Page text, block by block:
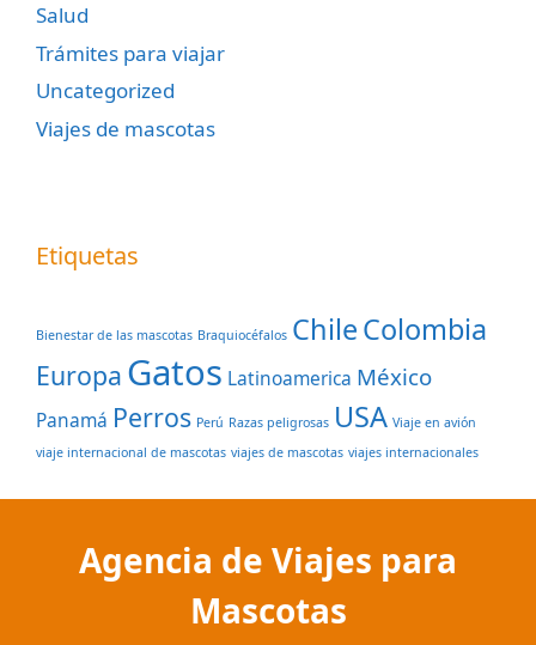
Salud
Trámites para viajar
Uncategorized
Viajes de mascotas
Etiquetas
Bienestar de las mascotas Braquiocéfalos ChileColombia
Europa Gatos Latinoamerica México
Panamá Perros Perú Razas peligrosas USA Viaje en avión
viaje internacional de mascotas viajes de mascotas viajes internacionales
Agencia de Viajes para
Mascotas